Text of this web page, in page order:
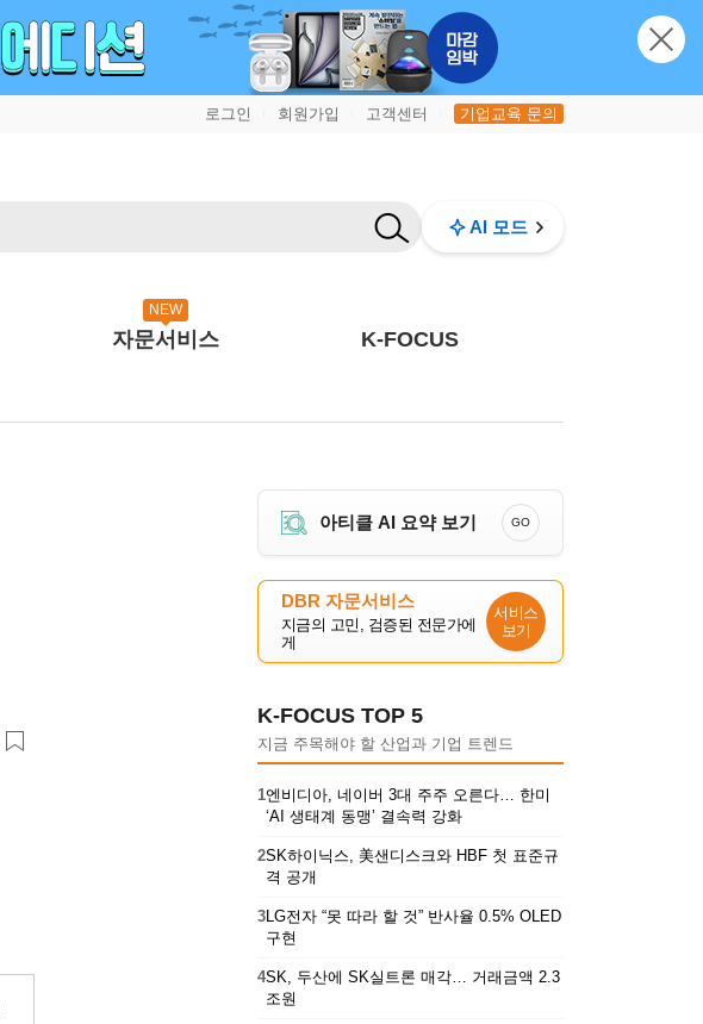
로그인 회원가입 고객센터 기업교육 문의
AI 모드
NEW
자문서비스 K-FOCUS
아티클 AI 요약 보기 GO
DBR 자문서비스
지금의 고민, 검증된 전문가에
게
서비스
보기
K-FOCUS TOP 5
지금 주목해야 할 산업과 기업 트렌드
1엔비디아, 네이버 3대 주주 오른다… 한미
‘AI 생태계 동맹’ 결속력 강화
2SK하이닉스, 美샌디스크와 HBF 첫 표준규
격 공개
3LG전자 “못 따라 할 것” 반사율 0.5% OLED
구현
4SK, 두산에 SK실트론 매각… 거래금액 2.3
조원